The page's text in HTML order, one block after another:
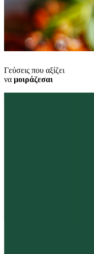
Γεύσεις που αξίζει
να μοιράζεσαι